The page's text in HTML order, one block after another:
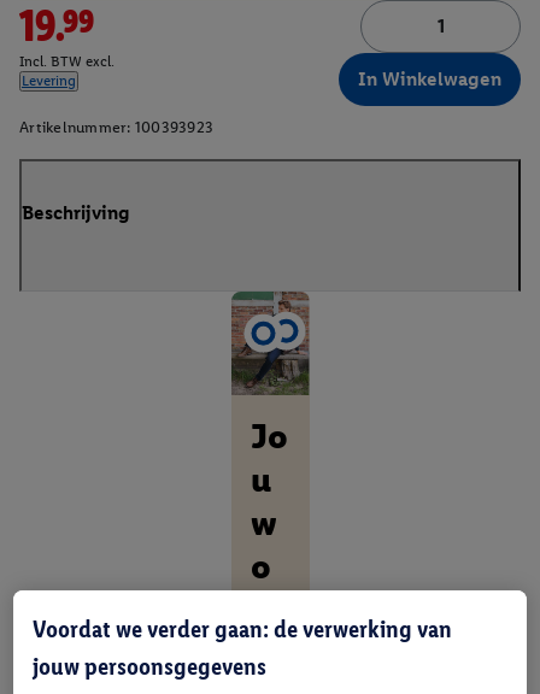
19.99
Incl. BTW excl.
Levering
In Winkelwagen
Artikelnummer: 100393923
Beschrijving
Jo
u
w
o
ut
fit
Voordat we verder gaan: de verwerking van
jouw persoonsgegevens